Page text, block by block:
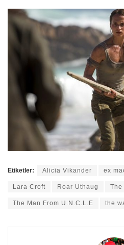
Etiketler: Alicia Vikander ex
Lara Croft Roar Uthaug The
The Man From U.N.C.L.E the